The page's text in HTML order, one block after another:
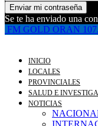
Se te ha enviado una
FM GOLD ORAN
INICIO
LOCALES
PROVINCIALES
SALUD E
NOTICIAS